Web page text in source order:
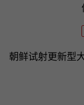
朝鲜试射更新型